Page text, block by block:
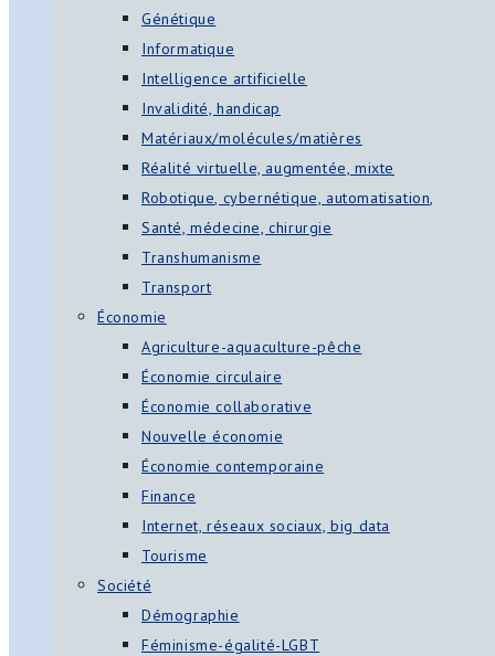
Génétique
Informatique
Intelligence artificielle
Invalidité, handicap
Matériaux/molécules/matières
Réalité virtuelle, augmentée, mixte
Robotique, cybernétique, automatisation,
Santé, médecine, chirurgie
Transhumanisme
Transport
Économie
Agriculture-aquaculture-pêche
Économie circulaire
Économie collaborative
Nouvelle économie
Économie contemporaine
Finance
Internet, réseaux sociaux, big data
Tourisme
Société
Démographie
Féminisme-égalité-LGBT